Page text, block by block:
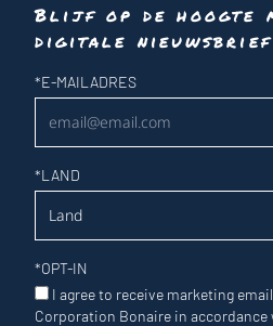
Blijf op de hoogte
digitale nieuwsbrief
Nieuwsbrief
*E-MAILADRES
*LAND
*OPT-IN
I agree to receive marketing
Corporation Bonaire in accordance